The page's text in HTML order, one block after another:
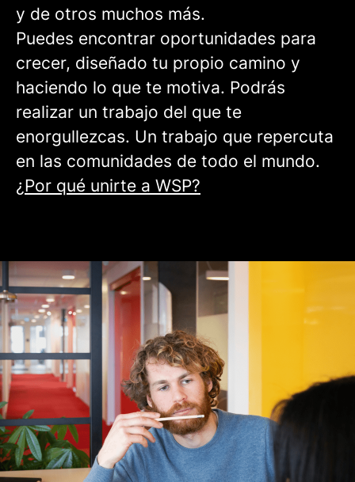
y de otros muchos más.
Puedes encontrar oportunidades para
crecer, diseñado tu propio camino y
haciendo lo que te motiva. Podrás
realizar un trabajo del que te
enorgullezcas. Un trabajo que repercuta
en las comunidades de todo el mundo.
¿Por qué unirte a WSP?